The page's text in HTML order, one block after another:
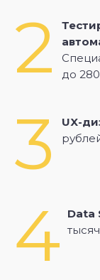
2
до
3 UX-
4 Data